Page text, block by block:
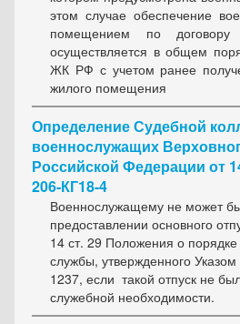
этом случае обеспечение
помещением по договору
осуществляется в общем
ЖК РФ с учетом ранее
жилого помещения
Определение Судебной
военнослужащих
Российской Федерации от
206-КГ18-4
Военнослужащему не может
предоставлении основного
14 ст. 29 Положения о
службы, утвержденного
1237, если такой отпуск не
служебной необходимости.